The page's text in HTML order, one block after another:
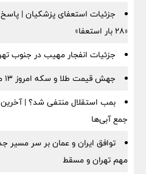
جزئیات استعفای پزشکیان |
«۲۸ بار استعفا»
جزئیات انفجار مهیب در جنوب
جهش قیمت طلا و سکه امروز ۱۳ مرداد | طلای ۱۸ عیار چند شد؟
بمب استقلال منتفی شد؟ | آخرین
جمع آبی‌ها
توافق ایران و عمان بر سر مسیر
مهم تهران و مسقط